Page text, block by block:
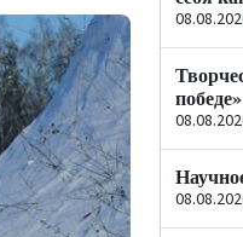
победе»